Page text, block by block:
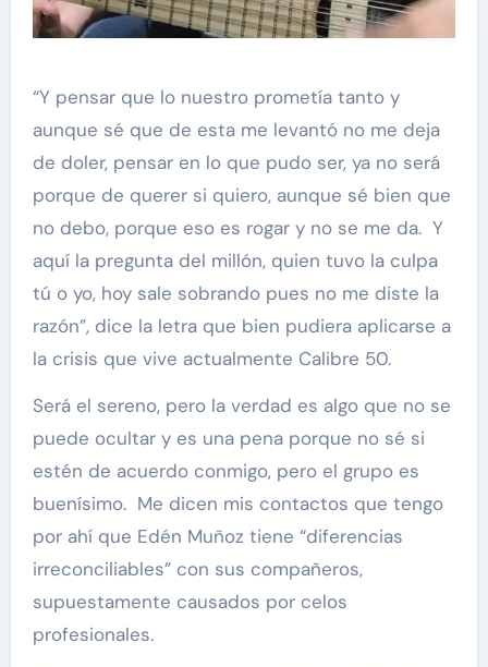
“Y pensar que lo nuestro prometía tanto y
aunque sé que de esta me levantó no me deja
de doler, pensar en lo que pudo ser, ya no será
porque de querer si quiero, aunque sé bien que
no debo, porque eso es rogar y no se me da. Y
aquí la pregunta del millón, quien tuvo la culpa
tú o yo, hoy sale sobrando pues no me diste la
razón”, dice la letra que bien pudiera aplicarse a
la crisis que vive actualmente Calibre 50.
Será el sereno, pero la verdad es algo que no se
puede ocultar y es una pena porque no sé si
estén de acuerdo conmigo, pero el grupo es
buenísimo. Me dicen mis contactos que tengo
por ahí que Edén Muñoz tiene “diferencias
irreconciliables” con sus compañeros,
supuestamente causados por celos
profesionales.